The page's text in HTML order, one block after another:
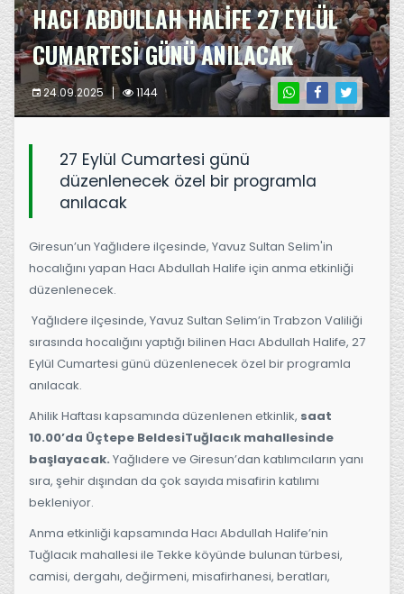
HACI ABDULLAH HALİFE 27 EYLÜL
CUMARTESİ GÜNÜ ANILACAK
24.09.2025 1144
27 Eylül Cumartesi günü
düzenlenecek özel bir programla
anılacak
Giresun’un Yağlıdere ilçesinde, Yavuz Sultan Selim'in
hocalığını yapan Hacı Abdullah Halife için anma etkinliği
düzenlenecek.
Yağlıdere ilçesinde, Yavuz Sultan Selim’in Trabzon Valiliği
sırasında hocalığını yaptığı bilinen Hacı Abdullah Halife, 27
Eylül Cumartesi günü düzenlenecek özel bir programla
anılacak.
Ahilik Haftası kapsamında düzenlenen etkinlik, saat
10.00’da Üçtepe BeldesiTuğlacık mahallesinde
başlayacak. Yağlıdere ve Giresun’dan katılımcıların yanı
sıra, şehir dışından da çok sayıda misafirin katılımı
bekleniyor.
Anma etkinliği kapsamında Hacı Abdullah Halife’nin
Tuğlacık mahallesi ile Tekke köyünde bulunan türbesi,
camisi, dergahı, değirmeni, misafirhanesi, beratları,